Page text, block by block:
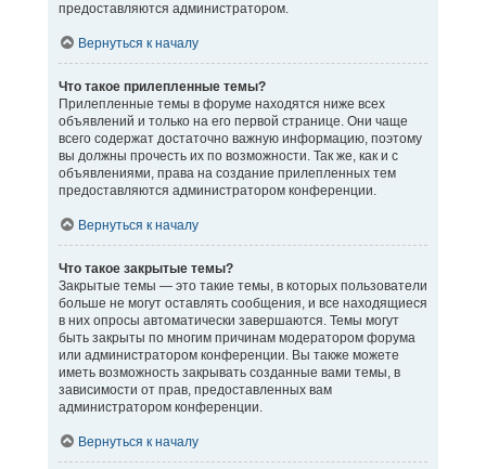
предоставляются администратором.
Вернуться к началу
Что такое прилепленные темы?
Прилепленные темы в форуме находятся ниже всех
объявлений и только на его первой странице. Они чаще
всего содержат достаточно важную информацию, поэтому
вы должны прочесть их по возможности. Так же, как и с
объявлениями, права на создание прилепленных тем
предоставляются администратором конференции.
Вернуться к началу
Что такое закрытые темы?
Закрытые темы — это такие темы, в которых пользователи
больше не могут оставлять сообщения, и все находящиеся
в них опросы автоматически завершаются. Темы могут
быть закрыты по многим причинам модератором форума
или администратором конференции. Вы также можете
иметь возможность закрывать созданные вами темы, в
зависимости от прав, предоставленных вам
администратором конференции.
Вернуться к началу